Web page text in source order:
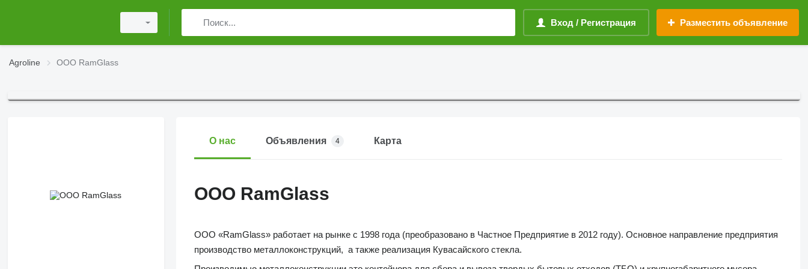
Вход / Регистрация Разместить объявление
Agroline ООО RamGlass
О нас Объявления 4 Карта
ООО RamGlass
ООО «RamGlass» работает на рынке с 1998 года (преобразовано в Частное Предприятие в 2012 году). Основное направление предприятия
производство металлоконструкций, а также реализация Кувасайского стекла.